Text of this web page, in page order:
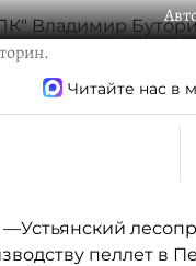
Читайте нас в
пеллет в